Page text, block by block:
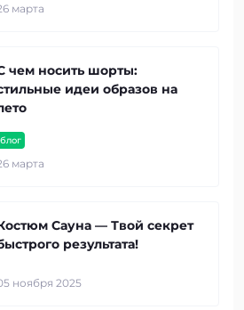
марта
блог
марта
чем носить шорты:
идеи образов на
ноября 2025
Сауна — Твой секрет
результата!